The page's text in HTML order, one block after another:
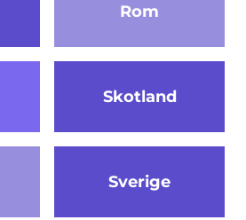
Rom
Skotland
Sverige